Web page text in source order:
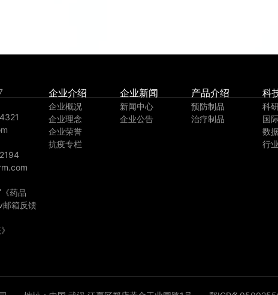
药品
邮箱反馈
企业介绍
企业概况
企业理念
企业荣誉
抗疫专栏
企业新闻
新闻中心
企业公告
产品介绍
预防制品
治疗制品
科
科
国
数
行